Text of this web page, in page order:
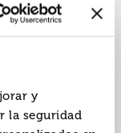
y
la seguridad